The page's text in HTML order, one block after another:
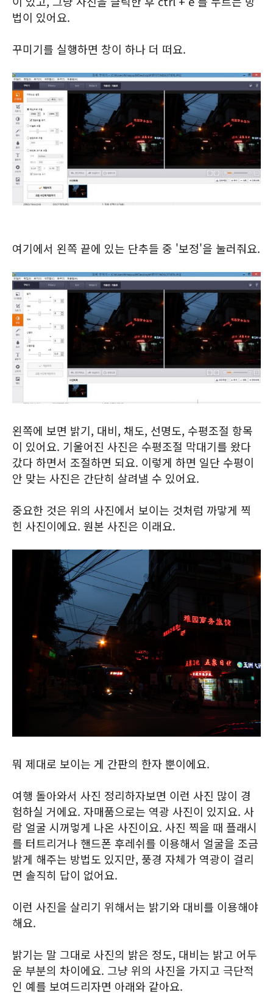
법이 있어요.
꾸미기를 실행하면 창이 하나 더 떠요.
여기에서 왼쪽 끝에 있는 단추들 중 '보정'을 눌러줘요.
왼쪽에 보면 밝기, 대비, 채도, 선명도, 수평조절 항목
이 있어요. 기울어진 사진은 수평조절 막대기를 왔다
갔다 하면서 조절하면 되요. 이렇게 하면 일단 수평이
안 맞는 사진은 간단히 살려낼 수 있어요.
중요한 것은 위의 사진에서 보이는 것처럼 까맣게 찍
힌 사진이에요. 원본 사진은 이래요.
뭐 제대로 보이는 게 간판의 한자 뿐이에요.
여행 돌아와서 사진 정리하자보면 이런 사진 많이 경
험하실 거에요. 자매품으로는 역광 사진이 있지요. 사
람 얼굴 시꺼멓게 나온 사진이요. 사진 찍을 때 플래시
를 터트리거나 핸드폰 후레쉬를 이용해서 얼굴을 조금
밝게 해주는 방법도 있지만, 풍경 자체가 역광이 걸리
면 솔직히 답이 없어요.
이런 사진을 살리기 위해서는 밝기와 대비를 이용해야
해요.
밝기는 말 그대로 사진의 밝은 정도, 대비는 밝고 어두
운 부분의 차이에요. 그냥 위의 사진을 가지고 극단적
인 예를 보여드리자면 아래와 같아요.